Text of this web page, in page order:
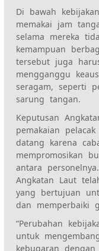
Di bawah
memakai jam
selama mereka
kemampuan
tersebut juga
mengganggu
seragam, seperti
sarung tangan.
Keputusan
pemakaian
datang karena
mempromosikan
antara
Angkatan Laut
yang bertujuan
dan memperbaiki
“Perubahan
untuk
kebugaran